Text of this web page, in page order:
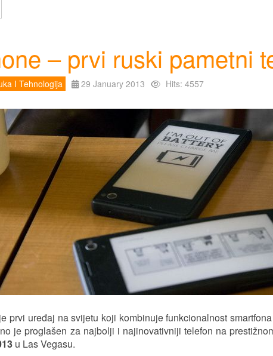
– prvi ruski pametni
I Tehnologija 29 January 2013 Hits: 4557
prvi uređaj na svijetu koji kombinuje funkcionalnost
je proglašen za najbolji i najinovativniji telefon na
u Las Vegasu.